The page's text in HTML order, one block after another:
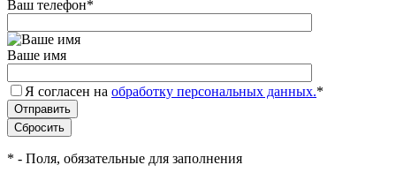
Ваш телефон*
Ваше имя
Я согласен на обработку персональных данных.*
* - Поля, обязательные для заполнения